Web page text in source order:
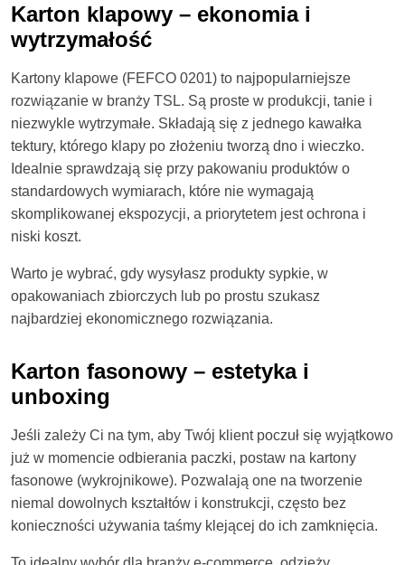
Karton klapowy – ekonomia i
wytrzymałość
Kartony klapowe (FEFCO 0201) to najpopularniejsze
rozwiązanie w branży TSL. Są proste w produkcji, tanie i
niezwykle wytrzymałe. Składają się z jednego kawałka
tektury, którego klapy po złożeniu tworzą dno i wieczko.
Idealnie sprawdzają się przy pakowaniu produktów o
standardowych wymiarach, które nie wymagają
skomplikowanej ekspozycji, a priorytetem jest ochrona i
niski koszt.
Warto je wybrać, gdy wysyłasz produkty sypkie, w
opakowaniach zbiorczych lub po prostu szukasz
najbardziej ekonomicznego rozwiązania.
Karton fasonowy – estetyka i
unboxing
Jeśli zależy Ci na tym, aby Twój klient poczuł się wyjątkowo
już w momencie odbierania paczki, postaw na kartony
fasonowe (wykrojnikowe). Pozwalają one na tworzenie
niemal dowolnych kształtów i konstrukcji, często bez
konieczności używania taśmy klejącej do ich zamknięcia.